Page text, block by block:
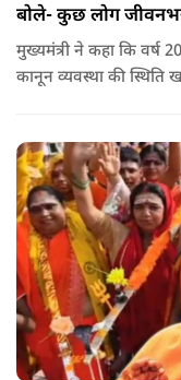
बोले- कुछ लोग
मुख्यमंत्री ने कहा कि वर्ष
कानून व्यवस्था की स्थिति
हस्तशिल्पियों को उठाना